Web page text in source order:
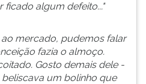
ficado algum defeito..."
ao mercado, pudemos falar
fazia o almoço.
Gosto demais dele -
um bolinho que